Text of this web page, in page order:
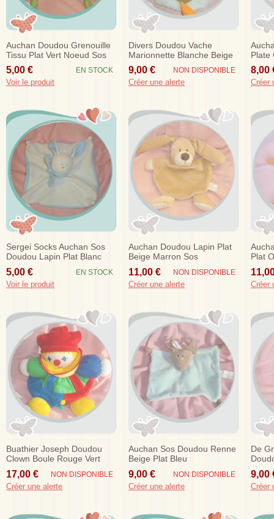
Auchan Doudou Grenouille
Tissu Plat Vert Noeud Sos
5,00 € EN STOCK
Voir le produit
Divers Doudou Vache
Marionnette Blanche Beige
Carotte Sos
9,00 € NON DISPONIBLE
Créer une alerte
Plate
8,00
Créer
Sergei Socks Auchan Sos
Doudou Lapin Plat Blanc
Bleu
5,00 € EN STOCK
Voir le produit
Auchan Doudou Lapin Plat
Beige Marron Sos
11,00 € NON DISPONIBLE
Créer une alerte
Plat
Créer
Buathier Joseph Doudou
Clown Boule Rouge Vert
Bleu Auchan
17,00 € NON DISPONIBLE
Créer une alerte
Auchan Sos Doudou Renne
Beige Plat Bleu
9,00 € NON DISPONIBLE
Créer une alerte
De
Plat
9,00
Créer